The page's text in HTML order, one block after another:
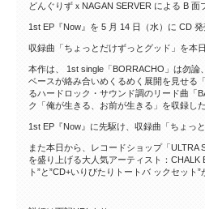
どんぐりずｘNAGAN SERVER による B 面
1st EP『Now』を 5 月 14 日（水）に CD 発
収録曲「ちょっとだけずっとグッド」を本
本作は、 1st single「BORRACHO」は勿
ベースが絡み合いめくるめく展開を見せる
るハードロック・サウンド調のリード曲「
ク「俺が生きる、お前が生きる」を収録し
1st EP『Now』に先駆け、収録曲「ちょっ
また本日から、レコードショップ「ULTRA
を盛り上げる大人気アーティスト：
ト”と”CD+いりびたりトートバ ックセッ